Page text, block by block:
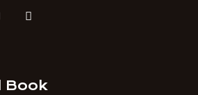
Book